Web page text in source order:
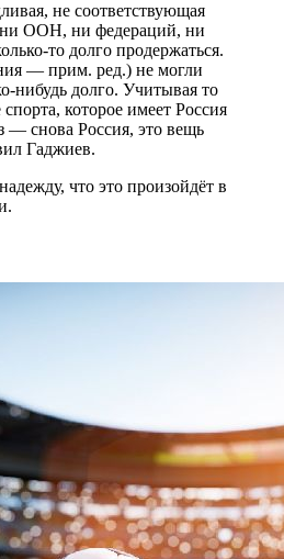
не соответствующая
ООН, ни федераций, ни
то долго продержаться.
— прим. ред.) не могли
нибудь долго. Учитывая то
которое имеет Россия
снова Россия, это вещь
Гаджиев.
что это произойдёт в